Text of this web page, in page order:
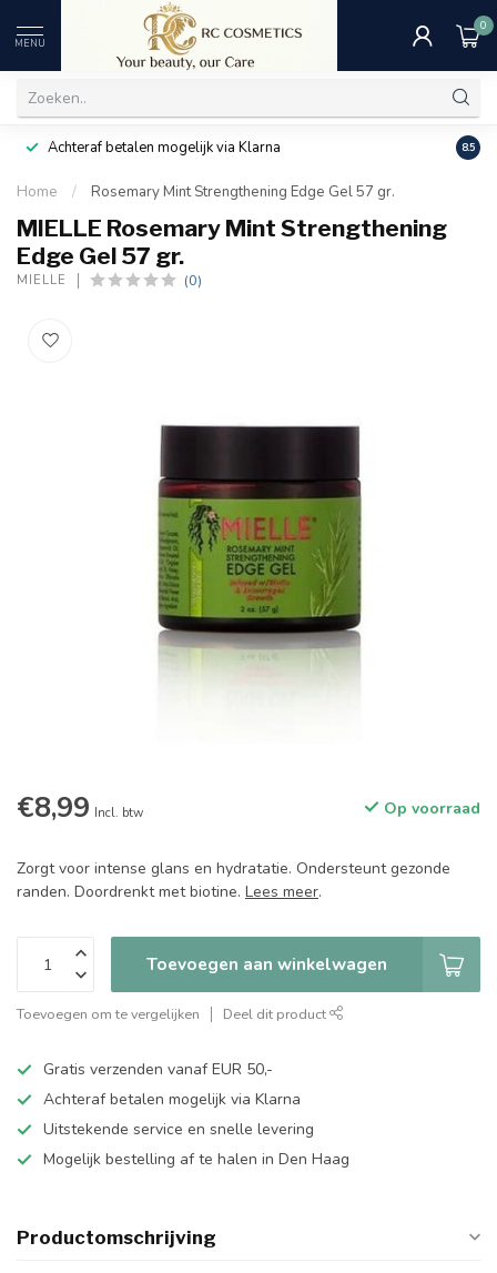
MENU
0
Achteraf betalen mogelijk via Klarna 8.5
Home / Rosemary Mint Strengthening Edge Gel 57 gr.
MIELLE Rosemary Mint Strengthening
Edge Gel 57 gr.
MIELLE (0)
€8,99 Incl. btw Op voorraad
Zorgt voor intense glans en hydratatie. Ondersteunt gezonde
randen. Doordrenkt met biotine. Lees meer.
Toevoegen aan winkelwagen
Toevoegen om te vergelijken Deel dit product
Gratis verzenden vanaf EUR 50,-
Achteraf betalen mogelijk via Klarna
Uitstekende service en snelle levering
Mogelijk bestelling af te halen in Den Haag
Productomschrijving